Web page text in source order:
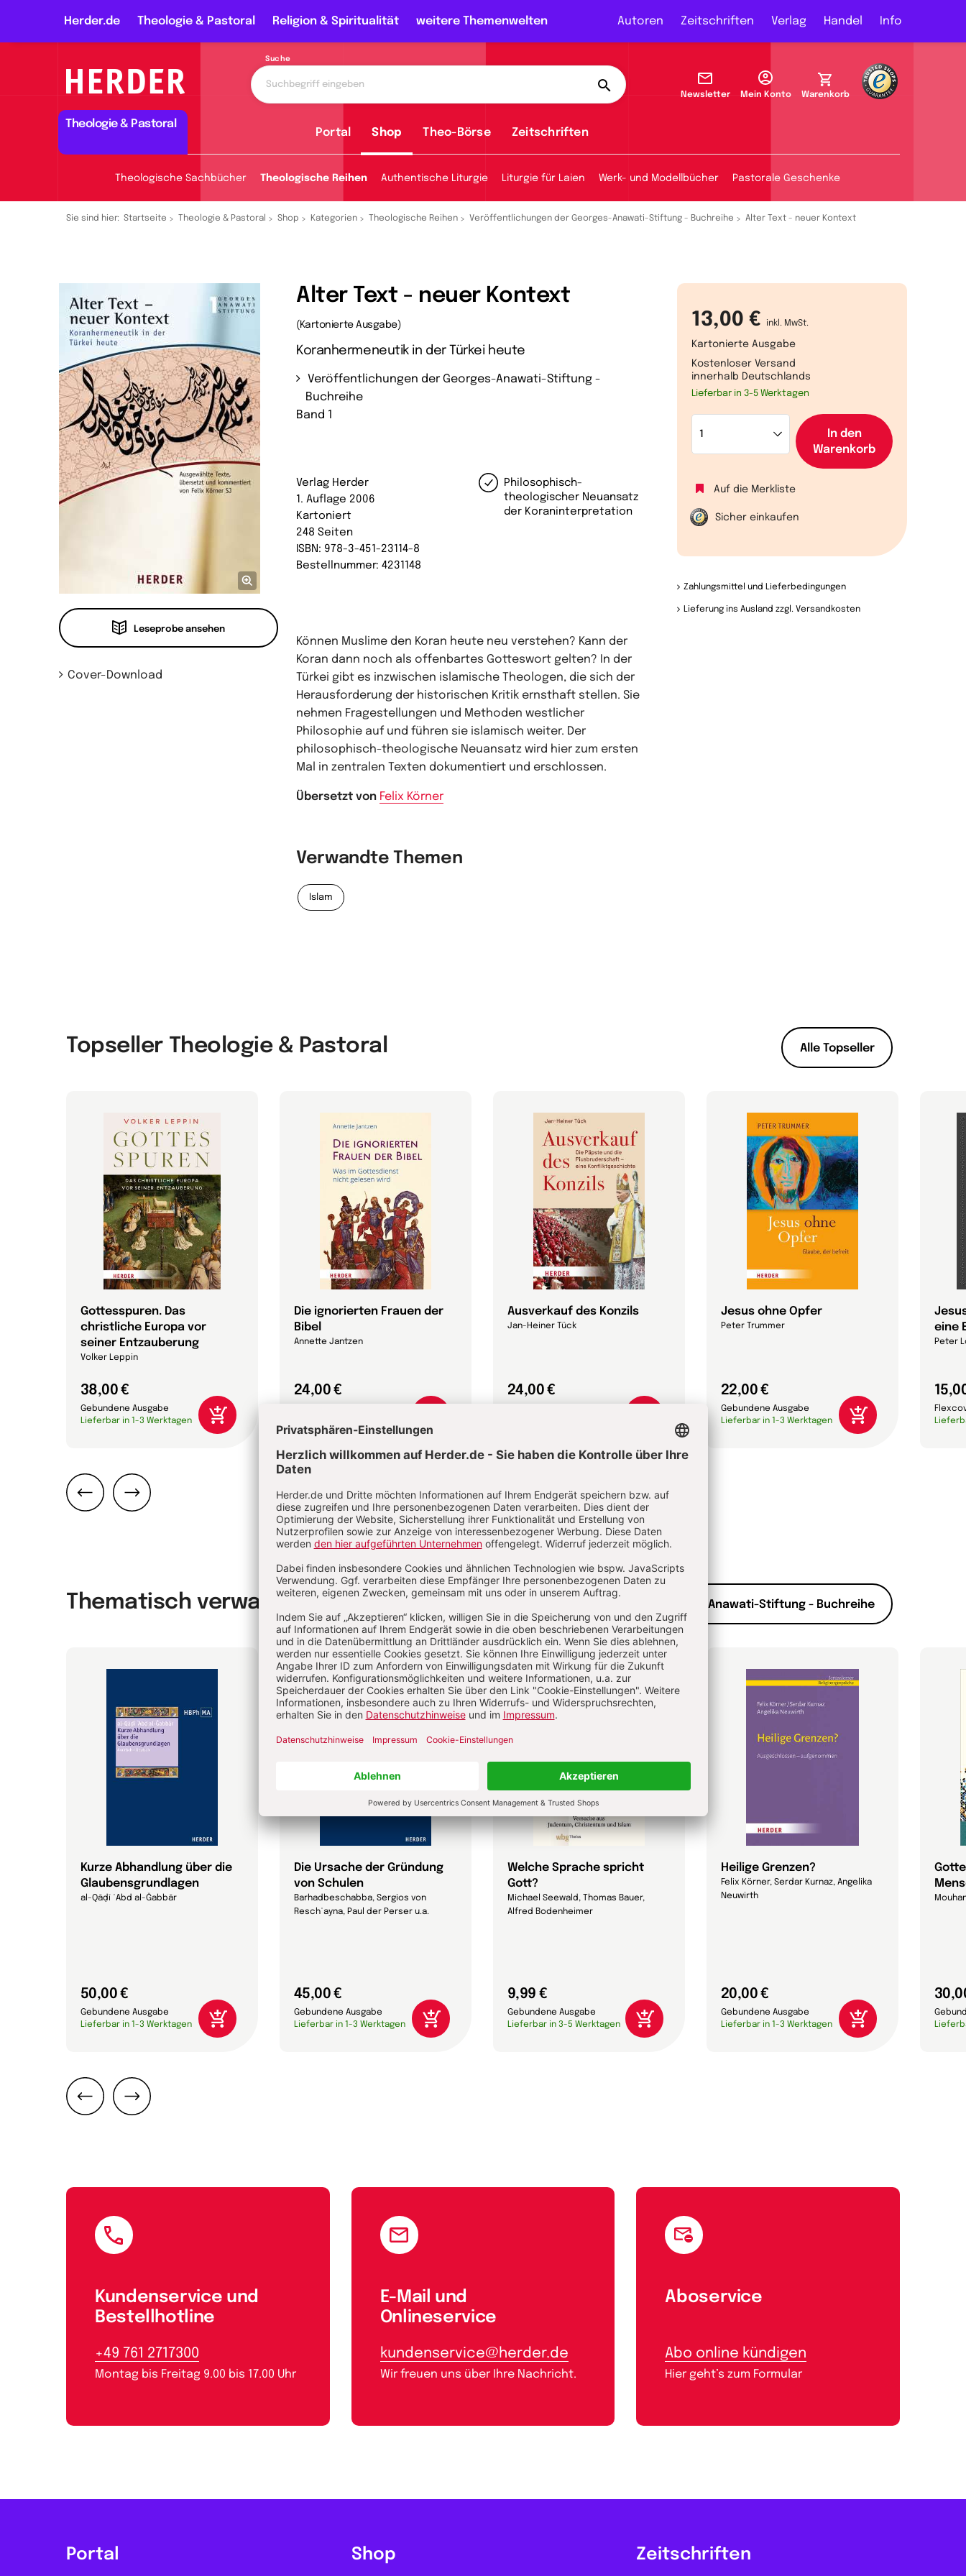
Herder.de Theologie & Pastoral Religion & Spiritualität weitere Themenwelten Autoren Zeitschriften Verlag Handel Info
Suche
Theologie & Pastoral
Newsletter Mein Konto Warenkorb
Portal Shop Theo-Börse Zeitschriften
Theologische Sachbücher Theologische Reihen Authentische Liturgie Liturgie für Laien Werk- und Modellbücher Pastorale Geschenke
Sie sind hier: Startseite Theologie & Pastoral Shop Kategorien Theologische Reihen Veröffentlichungen der Georges-Anawati-Stiftung - Buchreihe Alter Text - neuer Kontext
Leseprobe ansehen
Cover-Download
13,00 € inkl. MwSt.
Kartonierte Ausgabe
Kostenloser Versand
innerhalb Deutschlands
Lieferbar in 3-5 Werktagen
In den
Warenkorb
Auf die Merkliste
Sicher einkaufen
Zahlungsmittel und Lieferbedingungen
Lieferung ins Ausland zzgl. Versandkosten
Alter Text - neuer Kontext
(Kartonierte Ausgabe)
Koranhermeneutik in der Türkei heute
Veröffentlichungen der Georges-Anawati-Stiftung -
Buchreihe
Band 1
Philosophisch-
theologischer Neuansatz
der Koraninterpretation
Verlag Herder
1. Auflage 2006
Kartoniert
248 Seiten
ISBN: 978-3-451-23114-8
Bestellnummer: 4231148
Können Muslime den Koran heute neu verstehen? Kann der
Koran dann noch als offenbartes Gotteswort gelten? In der
Türkei gibt es inzwischen islamische Theologen, die sich der
Herausforderung der historischen Kritik ernsthaft stellen. Sie
nehmen Fragestellungen und Methoden westlicher
Philosophie auf und führen sie islamisch weiter. Der
philosophisch-theologische Neuansatz wird hier zum ersten
Mal in zentralen Texten dokumentiert und erschlossen.
Übersetzt von Felix Körner
Verwandte Themen
Islam
Topseller Theologie & Pastoral Alle Topseller
Gottesspuren. Das
christliche Europa vor
seiner Entzauberung
Volker Leppin
38,00 €
Gebundene Ausgabe
Lieferbar in 1-3 Werktagen
Die ignorierten Frauen der
Bibel
Annette Jantzen
24,00 €
Ausverkauf des Konzils
Jan-Heiner Tück
24,00 €
Jesus ohne Opfer
Peter Trummer
22,00 €
Gebundene Ausgabe
Lieferbar in 1-3 Werktagen
eine
Peter
Thematisch verwandt Veröffentlichungen der Georges-Anawati-Stiftung - Buchreihe
Kurze Abhandlung über die
Glaubensgrundlagen
al-Qāḍī ʿAbd al-Ǧabbār
50,00 €
Gebundene Ausgabe
Lieferbar in 1-3 Werktagen
Die Ursache der Gründung
von Schulen
Barhadbeschabba, Sergios von
Reschʿayna, Paul der Perser u.a.
45,00 €
Gebundene Ausgabe
Lieferbar in 1-3 Werktagen
Welche Sprache spricht
Gott?
Michael Seewald, Thomas Bauer,
Alfred Bodenheimer
9,99 €
Gebundene Ausgabe
Lieferbar in 3-5 Werktagen
Heilige Grenzen?
Felix Körner, Serdar Kurnaz, Angelika
Neuwirth
20,00 €
Gebundene Ausgabe
Lieferbar in 1-3 Werktagen
Kundenservice und
Bestellhotline
+49 761 2717300
Montag bis Freitag 9.00 bis 17.00 Uhr
E-Mail und
Onlineservice
kundenservice@herder.de
Wir freuen uns über Ihre Nachricht.
Aboservice
Abo online kündigen
Hier geht’s zum Formular
Portal Shop Zeitschriften